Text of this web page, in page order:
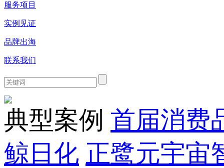
服务项目
实例见证
品牌出海
联系我们
典型案例 首届消费
鲸日化 正鹭元宇宙